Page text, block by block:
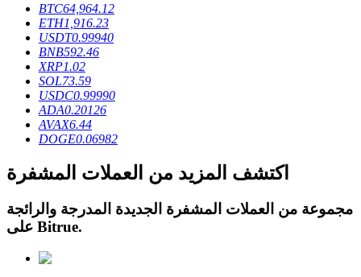
القروض
خدمة الاقتراض المدعومة بالعملات المشفرة
BTC64,964.12
ETH1,916.23
USDT0.99940
BNB592.46
XRP1.02
SOL73.59
USDC0.99990
ADA0.20126
AVAX6.44
DOGE0.06982
اكتشف المزيد من العملات المشفرة
مجموعة من العملات المشفرة الجديدة المدرجة والرائجة
Bitrue.